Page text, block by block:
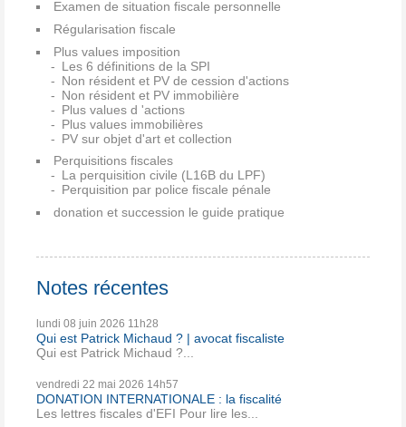
Examen de situation fiscale personnelle
Régularisation fiscale
Plus values imposition
Les 6 définitions de la SPI
Non résident et PV de cession d'actions
Non résident et PV immobilière
Plus values d 'actions
Plus values immobilières
PV sur objet d'art et collection
Perquisitions fiscales
La perquisition civile (L16B du LPF)
Perquisition par police fiscale pénale
donation et succession le guide pratique
Notes récentes
lundi 08 juin 2026 11h28
Qui est Patrick Michaud ? | avocat fiscaliste
Qui est Patrick Michaud ?...
vendredi 22 mai 2026 14h57
DONATION INTERNATIONALE : la fiscalité
Les lettres fiscales d'EFI Pour lire les...